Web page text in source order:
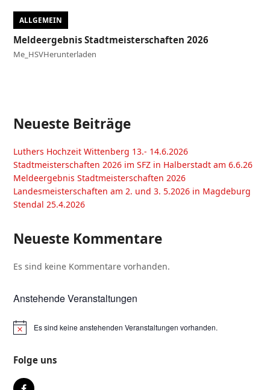
ALLGEMEIN
Meldeergebnis Stadtmeisterschaften 2026
Me_HSVHerunterladen
Neueste Beiträge
Luthers Hochzeit Wittenberg 13.- 14.6.2026
Stadtmeisterschaften 2026 im SFZ in Halberstadt am 6.6.26
Meldeergebnis Stadtmeisterschaften 2026
Landesmeisterschaften am 2. und 3. 5.2026 in Magdeburg
Stendal 25.4.2026
Neueste Kommentare
Es sind keine Kommentare vorhanden.
Anstehende Veranstaltungen
Es sind keine anstehenden Veranstaltungen vorhanden.
Folge uns